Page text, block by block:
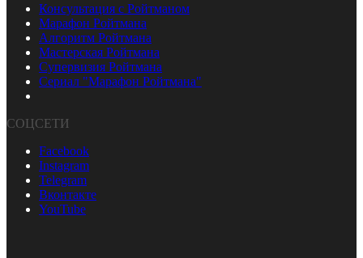
Консультация с Ройтманом
Марафон Ройтмана
Алгоритм Ройтмана
Мастерская Ройтмана
Супервизия Ройтмана
Сериал "Марафон Ройтмана"
СОЦСЕТИ
Facebook
Instagram
Telegram
Вконтакте
YouTube